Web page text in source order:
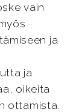
vain
ja
ja
oikeita
ottamista.